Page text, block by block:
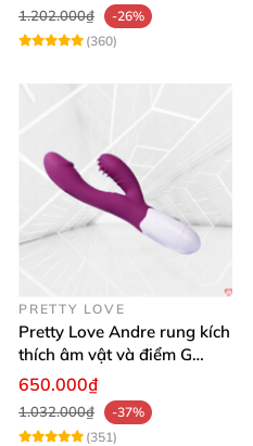
1.202.000₫
-26%
(360)
PRETTY LOVE
Pretty Love Andre rung kích
thích âm vật và điểm G
mạnh mẽ
650.000₫
1.032.000₫
-37%
(351)